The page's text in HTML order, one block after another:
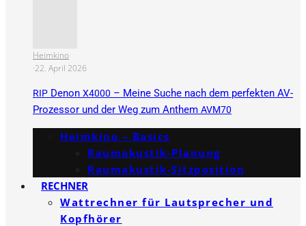
Heimkino
·22. April 2026
RIP Denon X4000 – Meine Suche nach dem perfekten AV-
Prozessor und der Weg zum Anthem AVM70
Heimkino – Basics
Raumakustik-Planung
Raumakustik-Sitzposition
RECHNER
Wattrechner für Lautsprecher und
Kopfhörer